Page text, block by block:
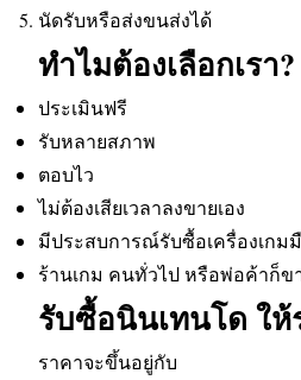
นัดรับหรือส่งขนส่งได้
ทำไมต้องเลือกเรา?
ประเมินฟรี
รับหลายสภาพ
ตอบไว
ไม่ต้องเสียเวลาลงขายเอง
มีประสบการณ์รับซื้อเครื่องเกม
ร้านเกม คนทั่วไป หรือพ่อค้าก็ข
รับซื้อนินเทนโด ให้
ราคาจะขึ้นอยู่กับ